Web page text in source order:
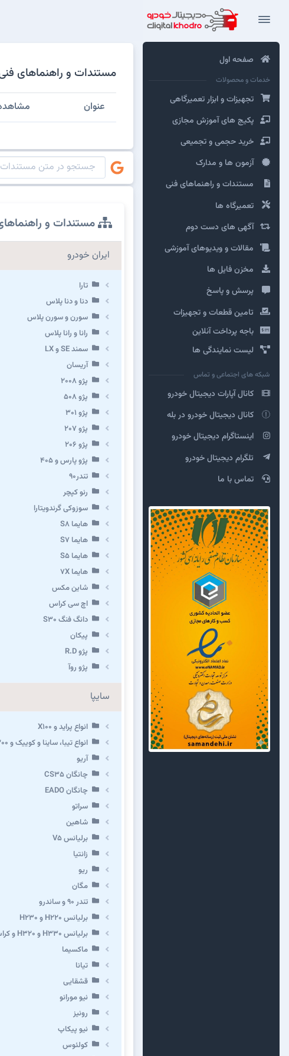
صفحه اول
خدمات و محصولات
تجهیزات و ابزار تعمیرگاهی
پکیج های آموزش مجازی
خرید حجمی و تجمیعی
آزمون ها و مدارک
مستندات و راهنماهای فنی
تعمیرگاه ها
آگهی های دست دوم
مقالات و ویدیوهای آموزشی
مخزن فایل ها
پرسش و پاسخ
تامین قطعات و تجهیزات
باجه پرداخت آنلاین
لیست نمایندگی ها
شبکه های اجتماعی و تماس
کانال آپارات دیجیتال خودرو
کانال دیجیتال خودرو در بله
اینستاگرام دیجیتال خودرو
تلگرام دیجیتال خودرو
تماس با ما
مستندات و راهنماهای
عنوان
مستندات و
ایران خودرو
تارا
دنا و دنا پلاس
سورن و سورن پلاس
رانا و رانا پلاس
سمند SE و LX
آریسان
پژو ۲۰۰۸
پژو ۵۰۸
پژو 301
پژو ۲۰۷
پژو ۲۰۶
پژو پارس و ۴۰۵
تندر۹۰
رنو کپچر
سوزوکی گرندویتارا
هایما S8
هایما S7
هایما S5
هایما 7X
شاین مکس
اچ سی کراس
دانگ فنگ S30
پیکان
پژو R.D
پژو روآ
سایپا
انواع پراید و X100
انواع تیبا، ساینا و کوییک و X200
آریو
چانگان CS35
چانگان EADO
سراتو
شاهین
برلیانس V5
زانتیا
ریو
مگان
تندر ۹۰ و ساندرو
برلیانس H220 و H230
برلیانس H330 و H320 و کراس
ماکسیما
تیانا
قشقایی
نیو مورانو
رونیز
نیو پیکاپ
كولئوس